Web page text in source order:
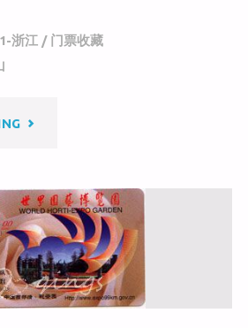
浙江/ 门票收藏
"雁
山"